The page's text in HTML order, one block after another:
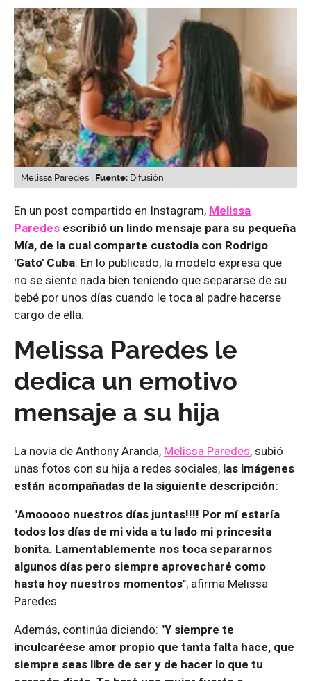
Melissa Paredes | Fuente: Difusión
En un post compartido en Instagram, Melissa
Paredes escribió un lindo mensaje para su pequeña
Mía, de la cual comparte custodia con Rodrigo
'Gato' Cuba. En lo publicado, la modelo expresa que
no se siente nada bien teniendo que separarse de su
bebé por unos días cuando le toca al padre hacerse
cargo de ella.
Melissa Paredes le
dedica un emotivo
mensaje a su hija
La novia de Anthony Aranda, Melissa Paredes, subió
unas fotos con su hija a redes sociales, las imágenes
están acompañadas de la siguiente descripción:
"Amooooo nuestros días juntas!!!! Por mí estaría
todos los días de mi vida a tu lado mi princesita
bonita. Lamentablemente nos toca separarnos
algunos días pero siempre aprovecharé como
hasta hoy nuestros momentos", afirma Melissa
Paredes.
Además, continúa diciendo: "Y siempre te
inculcaréese amor propio que tanta falta hace, que
siempre seas libre de ser y de hacer lo que tu